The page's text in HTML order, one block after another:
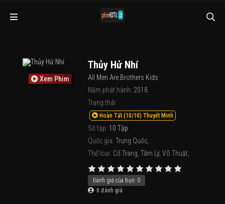
Xem Phim
Thủy Hử Nhí
All Men Are Brothers Kids
Năm phát hành: 2018
Trạng thái
Hoàn Tất (10/10) Thuyết Minh
Số tập: 10 Tập
Quốc gia: Trung Quốc
Thể loại: Cổ Trang Tâm Lý, Võ Thuật
Đánh giá của bạn: 0
0 đánh giá